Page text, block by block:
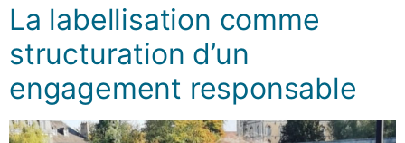
La labellisation comme
structuration d’un
engagement responsable